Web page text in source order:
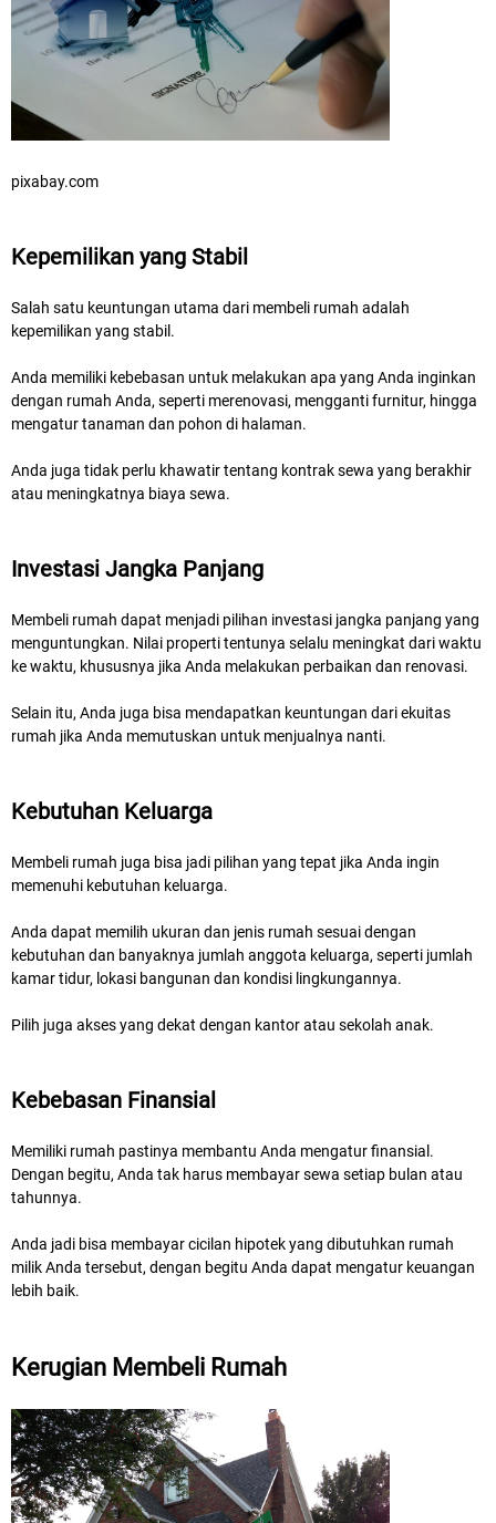
pixabay.com
Kepemilikan yang Stabil
Salah satu keuntungan utama dari membeli rumah adalah
kepemilikan yang stabil.
Anda memiliki kebebasan untuk melakukan apa yang Anda inginkan
dengan rumah Anda, seperti merenovasi, mengganti furnitur, hingga
mengatur tanaman dan pohon di halaman.
Anda juga tidak perlu khawatir tentang kontrak sewa yang berakhir
atau meningkatnya biaya sewa.
Investasi Jangka Panjang
Membeli rumah dapat menjadi pilihan investasi jangka panjang yang
menguntungkan. Nilai properti tentunya selalu meningkat dari waktu
ke waktu, khususnya jika Anda melakukan perbaikan dan renovasi.
Selain itu, Anda juga bisa mendapatkan keuntungan dari ekuitas
rumah jika Anda memutuskan untuk menjualnya nanti.
Kebutuhan Keluarga
Membeli rumah juga bisa jadi pilihan yang tepat jika Anda ingin
memenuhi kebutuhan keluarga.
Anda dapat memilih ukuran dan jenis rumah sesuai dengan
kebutuhan dan banyaknya jumlah anggota keluarga, seperti jumlah
kamar tidur, lokasi bangunan dan kondisi lingkungannya.
Pilih juga akses yang dekat dengan kantor atau sekolah anak.
Kebebasan Finansial
Memiliki rumah pastinya membantu Anda mengatur finansial.
Dengan begitu, Anda tak harus membayar sewa setiap bulan atau
tahunnya.
Anda jadi bisa membayar cicilan hipotek yang dibutuhkan rumah
milik Anda tersebut, dengan begitu Anda dapat mengatur keuangan
lebih baik.
Kerugian Membeli Rumah